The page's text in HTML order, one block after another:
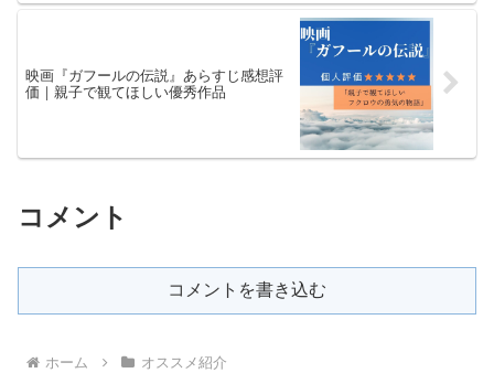
映画『ガフールの伝説』あらすじ感想評
価｜親子で観てほしい優秀作品
コメント
コメントを書き込む
ホーム オススメ紹介